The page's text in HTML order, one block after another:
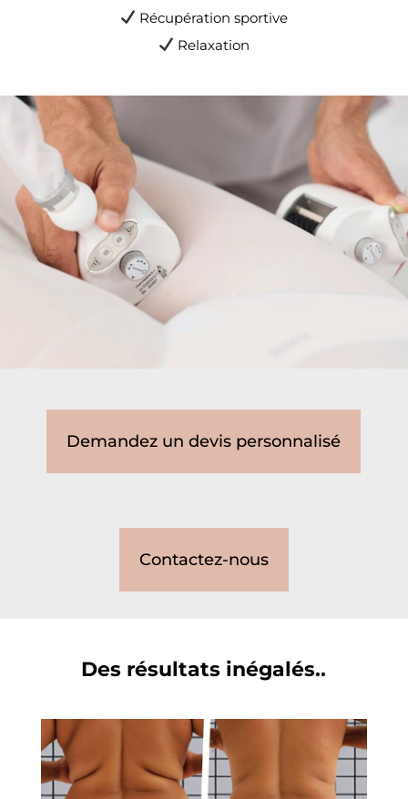
Récupération sportive
Relaxation
Demandez un devis personnalisé
Contactez-nous
Des résultats inégalés..